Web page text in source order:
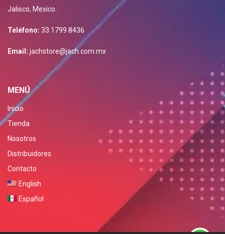
Jalisco, Mexico.
Teléfono: 33 1799 8436
Email: jachstore@jach.com.mx
MENÚ
Inicio
Tienda
Nosotros
Distribuidores
Contacto
English
Español